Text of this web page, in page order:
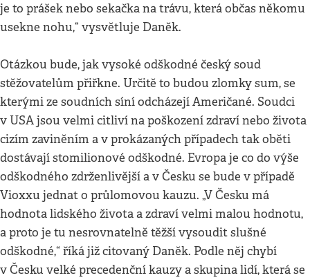
je to prášek nebo sekačka na trávu, která občas někomu
usekne nohu,“ vysvětluje Daněk.
Otázkou bude, jak vysoké odškodné český soud
stěžovatelům přiřkne. Určitě to budou zlomky sum, se
kterými ze soudních síní odcházejí Američané. Soudci
v USA jsou velmi citliví na poškození zdraví nebo života
cizím zaviněním a v prokázaných případech tak oběti
dostávají stomilionové odškodné. Evropa je co do výše
odškodného zdrženlivější a v Česku se bude v případě
Vioxxu jednat o průlomovou kauzu. „V Česku má
hodnota lidského života a zdraví velmi malou hodnotu,
a proto je tu nesrovnatelně těžší vysoudit slušné
odškodné,“ říká již citovaný Daněk. Podle něj chybí
v Česku velké precedenční kauzy a skupina lidí, která se